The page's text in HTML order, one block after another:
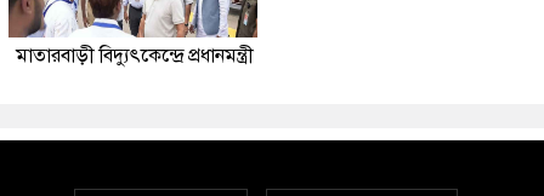
মাতারবাড়ী বিদ্যুৎকেন্দ্রে প্রধানমন্ত্রী